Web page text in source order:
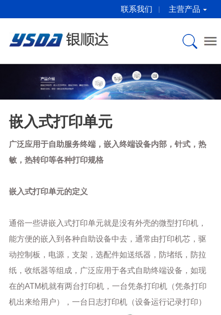
主营产品
联系我们
企业文化
合作伙伴
荣誉证书
嵌入式打印单元
微型打印机芯
打印解决方案
嵌入式打印单元
打印解决方案
彩色标签打印机
行业动态
打印机常识
下载中心
嵌入式打印单元
广泛应用于自助服务终端，嵌入终端设备内部，针式，热
敏，热转印等各种打印规格
嵌入式打印单元的定义
通俗一些讲嵌入式打印单元就是没有外壳的微型打印机，
能方便的嵌入到各种自助设备中去，通常由打印机芯，驱
动控制板，电源，支架，选配件如送纸器，防堵纸，防拉
纸，收纸器等组成，广泛应用于各式自助终端设备，如现
在的ATM机就有两台打印机，一台凭条打印机（凭条打印
机出来给用户），一台日志打印机（设备运行记录打印）